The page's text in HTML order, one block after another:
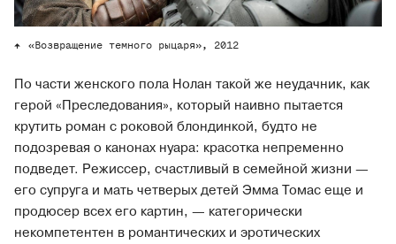
«Возвращение темного рыцаря», 2012
По части женского пола Нолан такой же неудачник, как
герой «Преследования», который наивно пытается
крутить роман с роковой блондинкой, будто не
подозревая о канонах нуара: красотка непременно
подведет. Режиссер, счастливый в семейной жизни —
его супруга и мать четверых детей Эмма Томас еще и
продюсер всех его картин, — категорически
некомпетентен в романтических и эротических